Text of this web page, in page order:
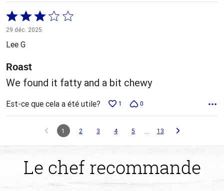
Coté
3 sur
5
29 déc. 2025
Lee G
Roast
We found it fatty and a bit chewy
Est-ce que cela a été utile? 1 0
1 2 3 4 5 … 13
Le chef recommande